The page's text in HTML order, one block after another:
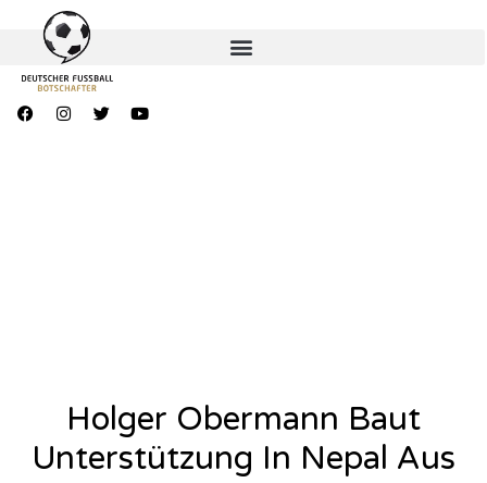
Holger Obermann Baut
Unterstützung In Nepal Aus